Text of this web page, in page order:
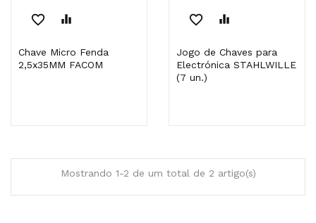
favorite_border equalizer
Chave Micro Fenda
2,5x35MM FACOM
favorite_border equalizer
Jogo de Chaves para
Electrónica STAHLWILLE
(7 un.)
Mostrando 1-2 de um total de 2 artigo(s)